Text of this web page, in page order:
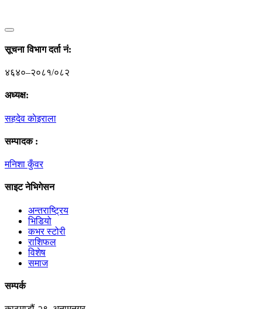
सूचना विभाग दर्ता नं‍:
४६४०–२०८१/०८२
अध्यक्ष:
सहदेव काेइराला
सम्पादक :
मनिशा कुँवर
साइट नेभिगेसन
अन्तराष्ट्रिय
भिडियो
कभर स्टोरी
राशिफल
विशेष
समाज
सम्पर्क